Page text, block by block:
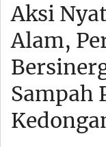
Aksi
Alam,
Sampah